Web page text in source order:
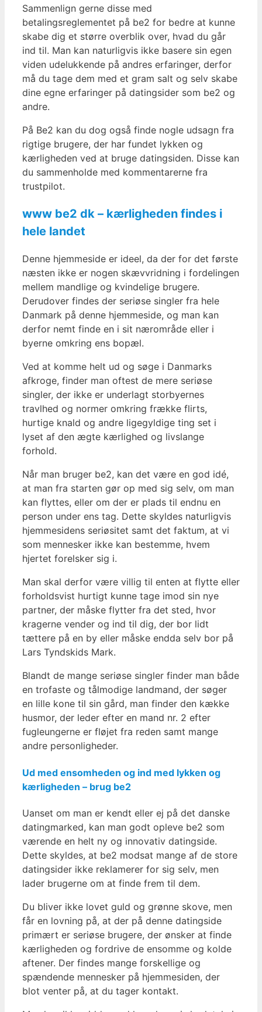
Sammenlign gerne disse med
betalingsreglementet på be2 for bedre at kunne
skabe dig et større overblik over, hvad du går
ind til. Man kan naturligvis ikke basere sin egen
viden udelukkende på andres erfaringer, derfor
må du tage dem med et gram salt og selv skabe
dine egne erfaringer på datingsider som be2 og
andre.
På Be2 kan du dog også finde nogle udsagn fra
rigtige brugere, der har fundet lykken og
kærligheden ved at bruge datingsiden. Disse kan
du sammenholde med kommentarerne fra
trustpilot.
www be2 dk – kærligheden findes i
hele landet
Denne hjemmeside er ideel, da der for det første
næsten ikke er nogen skævvridning i fordelingen
mellem mandlige og kvindelige brugere.
Derudover findes der seriøse singler fra hele
Danmark på denne hjemmeside, og man kan
derfor nemt finde en i sit nærområde eller i
byerne omkring ens bopæl.
Ved at komme helt ud og søge i Danmarks
afkroge, finder man oftest de mere seriøse
singler, der ikke er underlagt storbyernes
travlhed og normer omkring frække flirts,
hurtige knald og andre ligegyldige ting set i
lyset af den ægte kærlighed og livslange
forhold.
Når man bruger be2, kan det være en god idé,
at man fra starten gør op med sig selv, om man
kan flyttes, eller om der er plads til endnu en
person under ens tag. Dette skyldes naturligvis
hjemmesidens seriøsitet samt det faktum, at vi
som mennesker ikke kan bestemme, hvem
hjertet forelsker sig i.
Man skal derfor være villig til enten at flytte eller
forholdsvist hurtigt kunne tage imod sin nye
partner, der måske flytter fra det sted, hvor
kragerne vender og ind til dig, der bor lidt
tættere på en by eller måske endda selv bor på
Lars Tyndskids Mark.
Blandt de mange seriøse singler finder man både
en trofaste og tålmodige landmand, der søger
en lille kone til sin gård, man finder den kække
husmor, der leder efter en mand nr. 2 efter
fugleungerne er fløjet fra reden samt mange
andre personligheder.
Ud med ensomheden og ind med lykken og
kærligheden – brug be2
Uanset om man er kendt eller ej på det danske
datingmarked, kan man godt opleve be2 som
værende en helt ny og innovativ datingside.
Dette skyldes, at be2 modsat mange af de store
datingsider ikke reklamerer for sig selv, men
lader brugerne om at finde frem til dem.
Du bliver ikke lovet guld og grønne skove, men
får en lovning på, at der på denne datingside
primært er seriøse brugere, der ønsker at finde
kærligheden og fordrive de ensomme og kolde
aftener. Der findes mange forskellige og
spændende mennesker på hjemmesiden, der
blot venter på, at du tager kontakt.